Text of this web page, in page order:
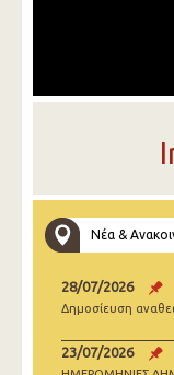
Νέα &
28/07/2026
Δημοσίευση
23/07/2026